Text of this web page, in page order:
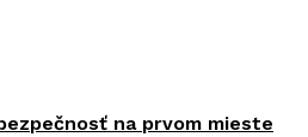
na prvom mieste